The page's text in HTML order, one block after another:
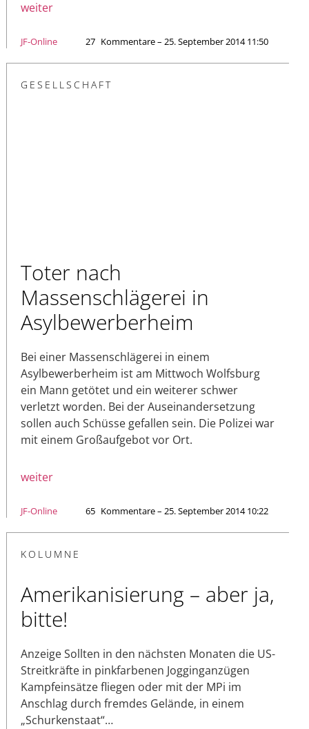
weiter
JF-Online 27 Kommentare – 25. September 2014 11:50
GESELLSCHAFT
Toter nach
Massenschlägerei in
Asylbewerberheim
Bei einer Massenschlägerei in einem
Asylbewerberheim ist am Mittwoch Wolfsburg
ein Mann getötet und ein weiterer schwer
verletzt worden. Bei der Auseinandersetzung
sollen auch Schüsse gefallen sein. Die Polizei war
mit einem Großaufgebot vor Ort.
weiter
JF-Online 65 Kommentare – 25. September 2014 10:22
KOLUMNE
Amerikanisierung – aber ja,
bitte!
Anzeige Sollten in den nächsten Monaten die US-
Streitkräfte in pinkfarbenen Jogginganzügen
Kampfeinsätze fliegen oder mit der MPi im
Anschlag durch fremdes Gelände, in einem
„Schurkenstaat“…